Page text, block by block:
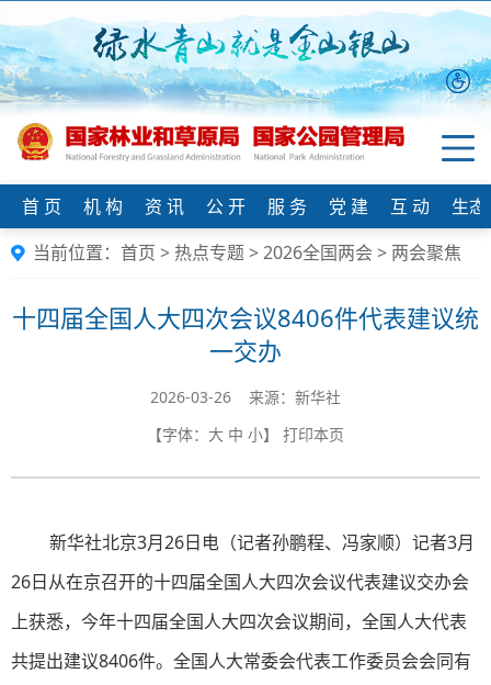
首 页 机 构 资 讯 公 开 服 务 党 建 互 动
生
当前位置： 首页 > 热点专题>2026全国两会 > 两会聚焦
十四届全国人大四次会议8406件代表建议统
一交办
2026-03-26 来源：新华社
【字体： 大 中 小】 打印本页
新华社北京3月26日电（记者孙鹏程、冯家顺）记者3月
26日从在京召开的十四届全国人大四次会议代表建议交办会
上获悉，今年十四届全国人大四次会议期间，全国人大代表
共提出建议8406件。全国人大常委会代表工作委员会会同有